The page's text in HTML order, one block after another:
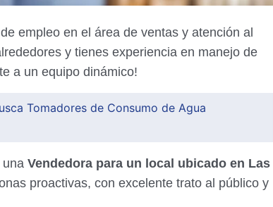
empleo en el área de ventas y atención al
y tienes experiencia en manejo de
a un equipo dinámico!
Tomadores de Consumo de Agua
una Vendedora para un local ubicado en Las
proactivas, con excelente trato al público y